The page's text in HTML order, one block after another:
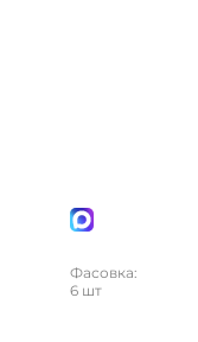
Фасовка:
6 шт